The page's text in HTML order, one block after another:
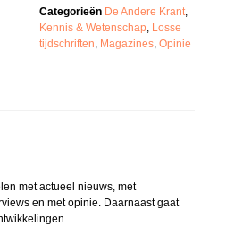
Categorieën De Andere Krant
Kennis & Wetenschap Losse
tijdschriften Magazines Opinie
met actueel nieuws, met
en met opinie. Daarnaast gaat